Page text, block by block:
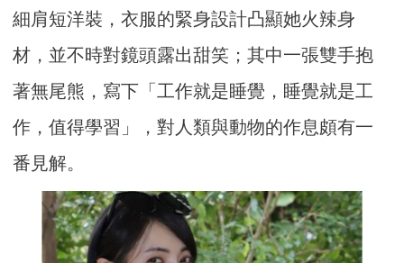
細肩短洋裝，衣服的緊身設計凸顯她火辣身
材，並不時對鏡頭露出甜笑；其中一張雙手抱
著無尾熊，寫下「工作就是睡覺，睡覺就是工
作，值得學習」，對人類與動物的作息頗有一
番見解。